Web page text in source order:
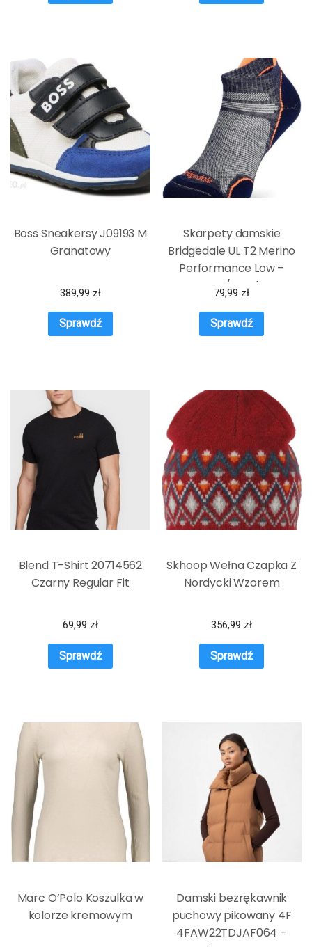
Boss Sneakersy J09193 M
Granatowy
389,99 zł
Sprawdź
Skarpety damskie
Bridgedale UL T2 Merino
Performance Low –
navy/candy
79,99 zł
Sprawdź
Blend T-Shirt 20714562
Czarny Regular Fit
69,99 zł
Sprawdź
Skhoop Wełna Czapka Z
Nordycki Wzorem
356,99 zł
Sprawdź
Marc O’Polo Koszulka w
kolorze kremowym
Damski bezrękawnik
puchowy pikowany 4F
4FAW22TDJAF064 –